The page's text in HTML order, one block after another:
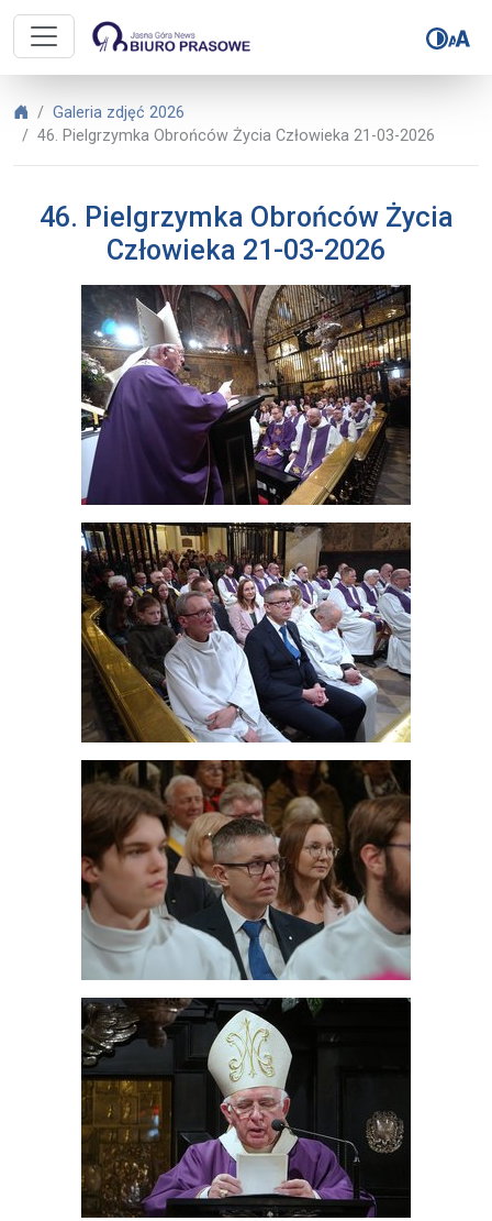
Biuro Prasowe Jasnej Góry – 46.
Biuro Prasowe Jasnej Góry
Galeria zdjęć 2026
46. Pielgrzymka Obrońców Życia Człowieka 21-03-2026
46. Pielgrzymka Obrońców Życia
Człowieka 21-03-2026